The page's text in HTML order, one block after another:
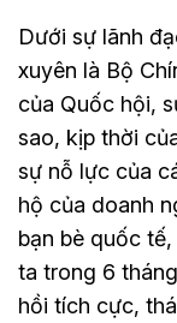
Dưới sự lãnh
xuyên là Bộ
của Quốc hội,
sao, kịp thời
sự nỗ lực của
hộ của doanh
bạn bè quốc
ta trong 6
hồi tích cực,